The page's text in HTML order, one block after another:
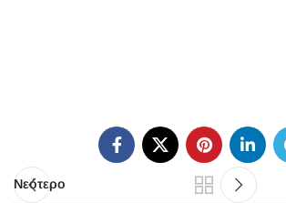
Νεότερο